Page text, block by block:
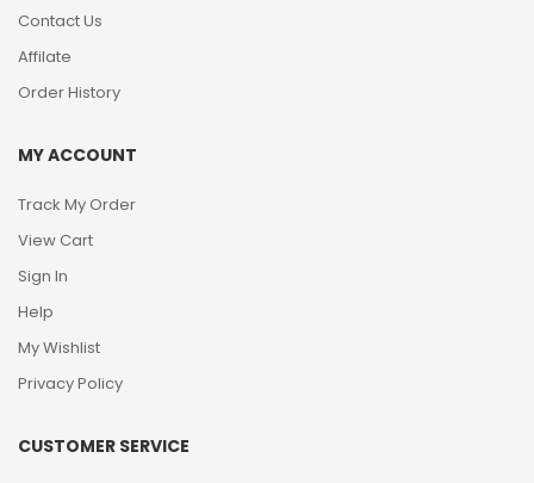
Contact Us
Affilate
Order History
MY ACCOUNT
Track My Order
View Cart
Sign In
Help
My Wishlist
Privacy Policy
CUSTOMER SERVICE